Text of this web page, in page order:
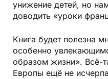
унижение детей, но
доводить «уроки
Книга будет полезна
особенно
образом жизни». Всё-
Европы ещё не